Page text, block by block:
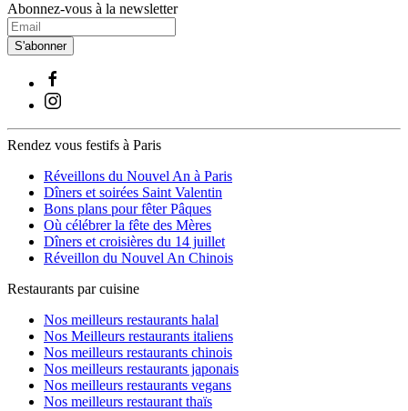
Abonnez-vous à la newsletter
S'abonner
Rendez vous festifs à Paris
Réveillons du Nouvel An à Paris
Dîners et soirées Saint Valentin
Bons plans pour fêter Pâques
Où célébrer la fête des Mères
Dîners et croisières du 14 juillet
Réveillon du Nouvel An Chinois
Restaurants par cuisine
Nos meilleurs restaurants halal
Nos Meilleurs restaurants italiens
Nos meilleurs restaurants chinois
Nos meilleurs restaurants japonais
Nos meilleurs restaurants vegans
Nos meilleurs restaurant thaïs